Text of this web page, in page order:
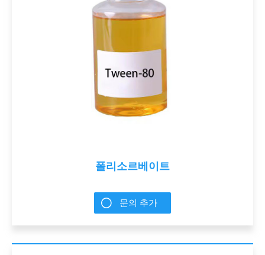
폴리소르베이트
문의 추가